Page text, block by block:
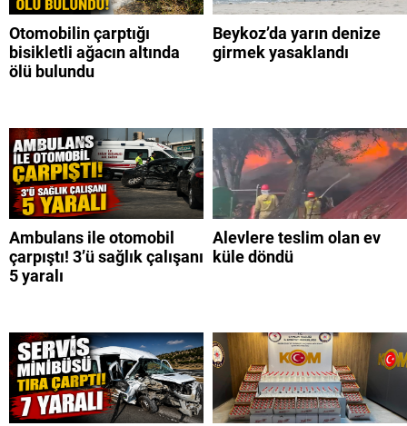
Otomobilin çarptığı
bisikletli ağacın altında
ölü bulundu
Beykoz’da yarın denize
girmek yasaklandı
Ambulans ile otomobil
çarpıştı! 3’ü sağlık çalışanı
5 yaralı
Alevlere teslim olan ev
küle döndü